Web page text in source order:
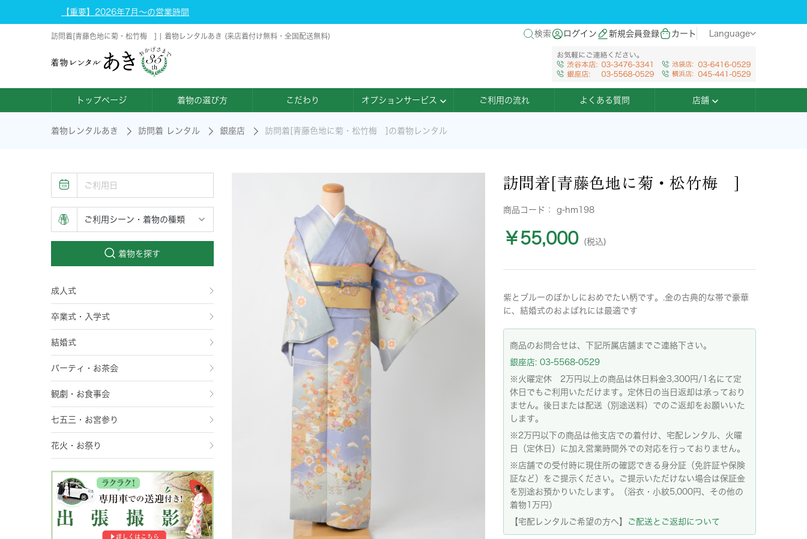
【重要】2026年7月～の営業時間
訪問着[青藤色地に菊・松竹梅 ] | 着物レンタルあき (来店着付け無料・全国配送無料) 検索 ログイン 新規会員登録 カート Language
トップページ 着物の選び方 こだわり オプションサービス ご利用の流れ よくある質問 店舗
着物レンタルあき 訪問着 レンタル 銀座店 訪問着[青藤色地に菊・松竹梅 ]の着物レンタル
着物を探す
成人式
卒業式・入学式
結婚式
パーティ・お茶会
観劇・お食事会
七五三・お宮参り
花火・お祭り
訪問着[青藤色地に菊・松竹梅 ]
商品コード： g-hm198
￥55,000 (税込)
紫とブルーのぼかしにおめでたい柄です。.金の古典的な帯で豪華
に、結婚式のおよばれには最適です
商品のお問合せは、下記所属店舗までご連絡下さい。
銀座店: 03-5568-0529
※火曜定休 2万円以上の商品は休日料金3,300円/1名にて定
休日でもご利用いただけます。定休日の当日返却は承っており
ません。後日または配送（別途送料）でのご返却をお願いいた
します。
※2万円以下の商品は他支店での着付け、宅配レンタル、火曜
日（定休日）に加え営業時間外での対応を行っておりません。
※店舗での受付時に現住所の確認できる身分証（免許証や保険
証など）をご提示ください。ご提示いただけない場合は保証金
を別途お預かりいたします。（浴衣・小紋5,000円、その他の
着物1万円）
【宅配レンタルご希望の方へ】
ご配送とご返却について